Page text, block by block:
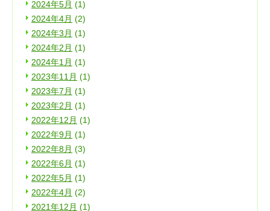
2024年5月 (1)
2024年4月 (2)
2024年3月 (1)
2024年2月 (1)
2024年1月 (1)
2023年11月 (1)
2023年7月 (1)
2023年2月 (1)
2022年12月 (1)
2022年9月 (1)
2022年8月 (3)
2022年6月 (1)
2022年5月 (1)
2022年4月 (2)
2021年12月 (1)